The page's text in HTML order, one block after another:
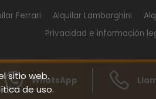
sitio web.
de uso.
WhatsApp
Ferrari Alquilar Lamborghini
Privacidad e información